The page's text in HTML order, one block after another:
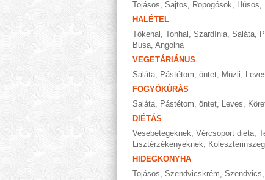
Tojásos, Sajtos, Ropogósok, Húsos,
HALÉTEL
Tőkehal , Tonhal , Szardínia, Saláta,
Busa, Angolna
VEGETÁRIÁNUS
Saláta, Pástétom, öntet, Müzli,
FOGYÓKÚRÁS
Saláta, Pástétom, öntet, Leves,
DIÉTÁS
Vesebetegeknek, Vércsoport diéta,
Lisztérzékenyeknek,
HIDEGKONYHA
Tojásos, Szendvicskrém, Szendvics,